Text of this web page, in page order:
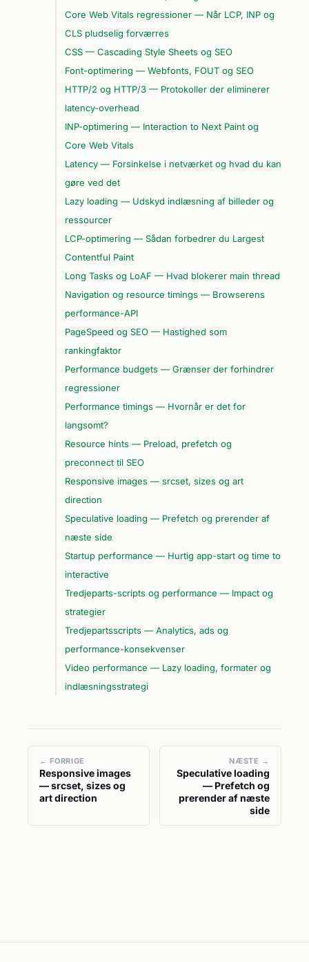
Core Web Vitals regressioner — Når LCP, INP og
CLS pludselig forværres
CSS — Cascading Style Sheets og SEO
Font-optimering — Webfonts, FOUT og SEO
HTTP/2 og HTTP/3 — Protokoller der eliminerer
latency-overhead
INP-optimering — Interaction to Next Paint og
Core Web Vitals
Latency — Forsinkelse i netværket og hvad du kan
gøre ved det
Lazy loading — Udskyd indlæsning af billeder og
ressourcer
LCP-optimering — Sådan forbedrer du Largest
Contentful Paint
Long Tasks og LoAF — Hvad blokerer main thread
Navigation og resource timings — Browserens
performance-API
PageSpeed og SEO — Hastighed som
rankingfaktor
Performance budgets — Grænser der forhindrer
regressioner
Performance timings — Hvornår er det for
langsomt?
Resource hints — Preload, prefetch og
preconnect til SEO
Responsive images — srcset, sizes og art
direction
Speculative loading — Prefetch og prerender af
næste side
Startup performance — Hurtig app-start og time to
interactive
Tredjeparts-scripts og performance — Impact og
strategier
Tredjepartsscripts — Analytics, ads og
performance-konsekvenser
Video performance — Lazy loading, formater og
indlæsningsstrategi
← FORRIGE
Responsive images
— srcset, sizes og
art direction
NÆSTE →
Speculative loading
— Prefetch og
prerender af næste
side